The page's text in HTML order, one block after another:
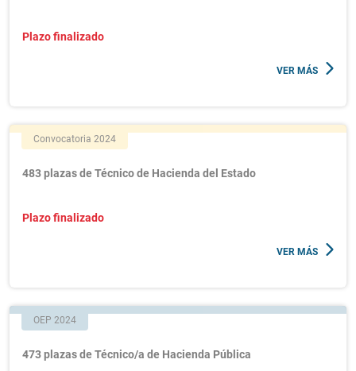
Plazo finalizado
VER MÁS
Convocatoria 2024
483 plazas de Técnico de Hacienda del Estado
Plazo finalizado
VER MÁS
OEP 2024
473 plazas de Técnico/a de Hacienda Pública